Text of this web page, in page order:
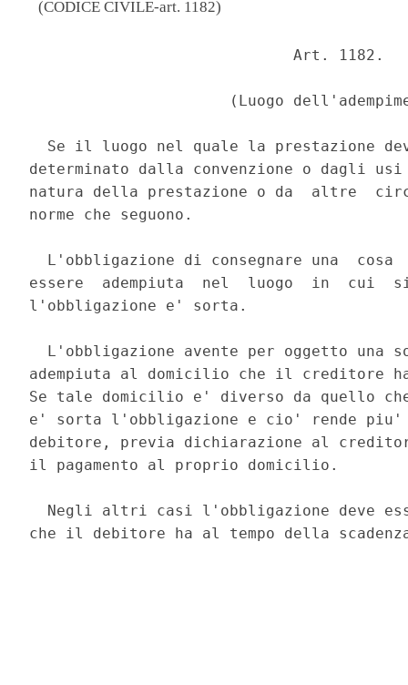
(CODICE CIVILE-art. 1182)
                             Art. 1182.
(Luogo
Se il luogo nel quale la prestazione
determinato dalla convenzione o dagli
natura della prestazione o da  altre
norme che seguono.
L'obbligazione di consegnare una  cosa
essere  adempiuta  nel  luogo  in  cui
l'obbligazione e' sorta.
L'obbligazione avente per oggetto una
adempiuta al domicilio che il creditore
Se tale domicilio e' diverso da quello
e' sorta l'obbligazione e cio' rende piu'
debitore, previa dichiarazione al
il pagamento al proprio domicilio.
Negli altri casi l'obbligazione deve
che il debitore ha al tempo della